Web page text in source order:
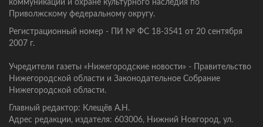
коммуникаций и охране культурного наследия по
Приволжскому федеральному округу.
Регистрационный номер - ПИ № ФС 18-3541 от 20 сентября
2007 г.
Учредители газеты «Нижегородские новости» - Правительство
Нижегородской области и Законодательное Собрание
Нижегородской области.
Главный редактор: Клещёв А.Н.
Адрес редакции, издателя: 603006, Нижний Новгород, ул.